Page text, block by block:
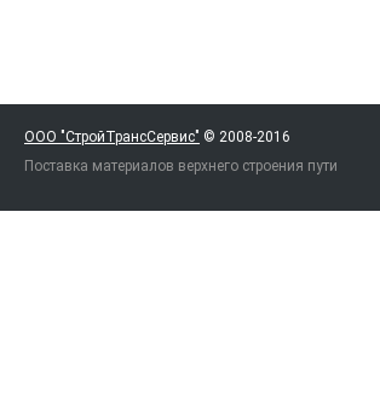
ООО "СтройТрансСервис" © 2008-2016
Поставка материалов верхнего строения пути